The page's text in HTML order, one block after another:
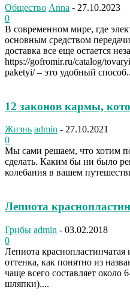
Общество Anna - 27.10.2023
0
В современном мире, где
основным средством
доставка все еще остается
https://gofromir.ru/catalog/
paketyi/ – это удобный
12 законов кармы,
Жизнь admin - 27.10.2021
0
Мы сами решаем, что хотим
сделать. Каким бы ни было
колебания в вашем
Лепиота
Грибы admin - 03.02.2018
0
Лепиота краснопластинчатая
оттенка, как понятно из
чаще всего составляет около
шляпки)....